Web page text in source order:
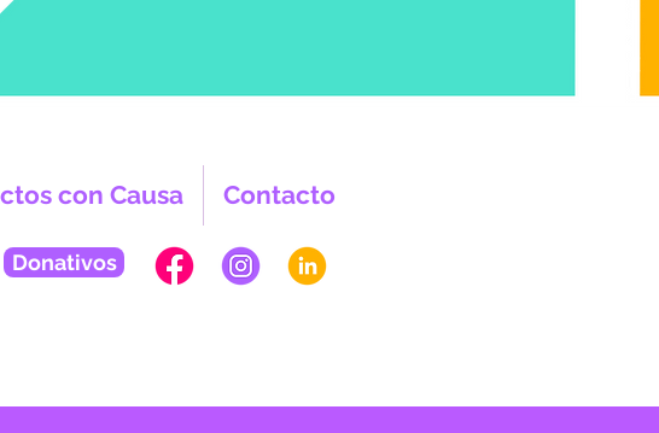
con Causa Contacto
Donativos